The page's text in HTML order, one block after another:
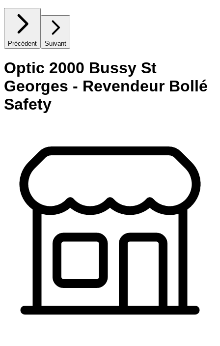
Précédent Suivant
Optic 2000 Bussy St
Georges - Revendeur Bollé
Safety